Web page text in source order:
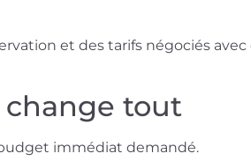
et des tarifs négociés
change tout
immédiat demandé.